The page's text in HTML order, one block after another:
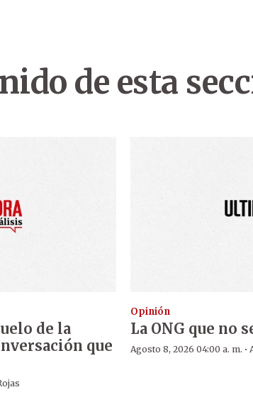
de esta
de la
que
Opinión
La ONG que no
Agosto 8, 2026 04:00 a. m. ·